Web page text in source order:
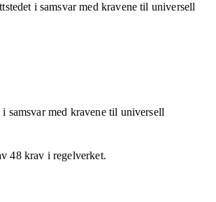
i samsvar med kravene til universell
samsvarmed kravene til universell
48krav i regelverket.